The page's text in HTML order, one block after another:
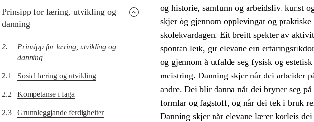
Prinsipp for læring, utvikling og
danning
2.
Prinsipp for læring, utvikling og
danning
2.1 Sosial læring og utvikling
2.2 Kompetanse i faga
2.3 Grunnleggjande ferdigheiter
og historie, samfunn og arbeidsliv, kunst
skjer òg gjennom opplevingar og
skolekvardagen. Eit breitt spekter av
spontan leik, gir elevane ein
og gjennom å utfalde seg fysisk og
meistring. Danning skjer når dei arbeider
andre. Dei blir danna når dei bryner seg
formlar og fagstoff, og når dei tek i bruk
Danning skjer når elevane lærer korleis